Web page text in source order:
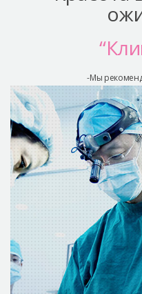
-Мы